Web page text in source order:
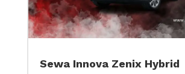
Sewa Innova Zenix Hybrid